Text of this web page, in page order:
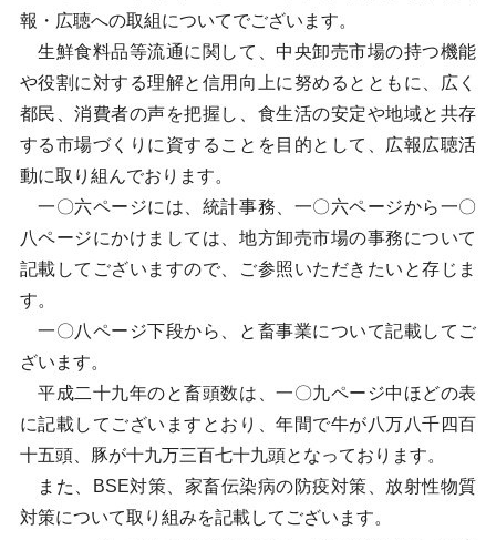
報・広聴への取組についてでございます。
生鮮食料品等流通に関して、中央卸売市場の持つ機能
や役割に対する理解と信用向上に努めるとともに、広く
都民、消費者の声を把握し、食生活の安定や地域と共存
する市場づくりに資することを目的として、広報広聴活
動に取り組んでおります。
一〇六ページには、統計事務、一〇六ページから一〇
八ページにかけましては、地方卸売市場の事務について
記載してございますので、ご参照いただきたいと存じま
す。
一〇八ページ下段から、と畜事業について記載してご
ざいます。
平成二十九年のと畜頭数は、一〇九ページ中ほどの表
に記載してございますとおり、年間で牛が八万八千四百
十五頭、豚が十九万三百七十九頭となっております。
また、BSE対策、家畜伝染病の防疫対策、放射性物質
対策について取り組みを記載してございます。